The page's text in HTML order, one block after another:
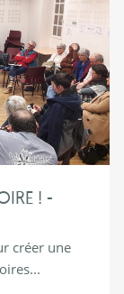
! -
créer une